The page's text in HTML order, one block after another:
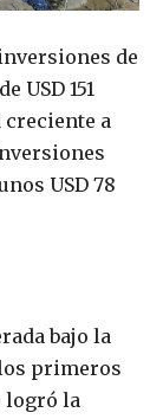
de
USD 151
a
USD 78
bajo la
primeros
logró la